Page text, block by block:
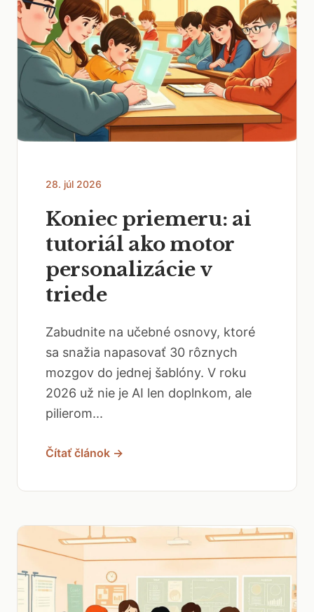
28. júl 2026
Koniec priemeru: ai
tutoriál ako motor
personalizácie v
triede
Zabudnite na učebné osnovy, ktoré
sa snažia napasovať 30 rôznych
mozgov do jednej šablóny. V roku
2026 už nie je AI len doplnkom, ale
pilierom...
Čítať článok →